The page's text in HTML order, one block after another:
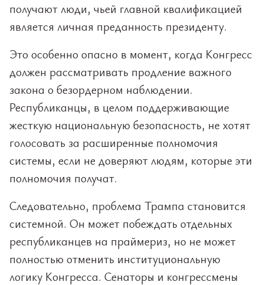
получают люди, чьей главной квалификацией
является личная преданность президенту.
Это особенно опасно в момент, когда Конгресс
должен рассматривать продление важного
закона о безордерном наблюдении.
Республиканцы, в целом поддерживающие
жесткую национальную безопасность, не хотят
голосовать за расширенные полномочия
системы, если не доверяют людям, которые эти
полномочия получат.
Следовательно, проблема Трампа становится
системной. Он может побеждать отдельных
республиканцев на праймериз, но не может
полностью отменить институциональную
логику Конгресса. Сенаторы и конгрессмены